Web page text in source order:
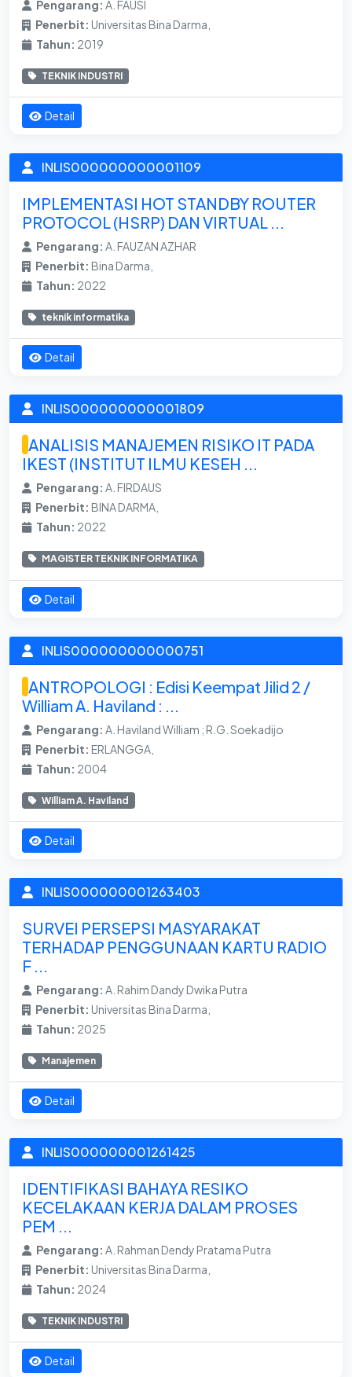
Pengarang: A. FAUSI
Penerbit: Universitas Bina Darma,
Tahun: 2019
TEKNIK INDUSTRI
Detail
INLIS000000000001109
IMPLEMENTASI HOT STANDBY ROUTER
PROTOCOL (HSRP) DAN VIRTUAL ...
Pengarang: A. FAUZAN AZHAR
Penerbit: Bina Darma,
Tahun: 2022
teknik informatika
Detail
INLIS000000000001809
ANALISIS MANAJEMEN RISIKO IT PADA
IKEST (INSTITUT ILMU KESEH ...
Pengarang: A. FIRDAUS
Penerbit: BINA DARMA,
Tahun: 2022
MAGISTER TEKNIK INFORMATIKA
Detail
INLIS000000000000751
ANTROPOLOGI : Edisi Keempat Jilid 2 /
William A. Haviland : ...
Pengarang: A. Haviland William ; R.G. Soekadijo
Penerbit: ERLANGGA,
Tahun: 2004
William A. Haviland
Detail
INLIS000000001263403
SURVEI PERSEPSI MASYARAKAT
TERHADAP PENGGUNAAN KARTU RADIO
F ...
Pengarang: A. Rahim Dandy Dwika Putra
Penerbit: Universitas Bina Darma,
Tahun: 2025
Manajemen
Detail
INLIS000000001261425
IDENTIFIKASI BAHAYA RESIKO
KECELAKAAN KERJA DALAM PROSES
PEM ...
Pengarang: A. Rahman Dendy Pratama Putra
Penerbit: Universitas Bina Darma,
Tahun: 2024
TEKNIK INDUSTRI
Detail